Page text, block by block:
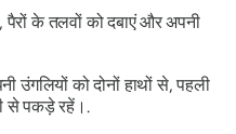
पैरों के तलवों को दबाएं और अपनी
को दोनों हाथों से, पहली
से पकड़े रहें।.